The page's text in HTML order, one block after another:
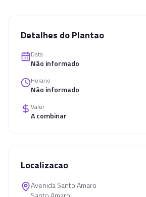
Detalhes do Plantao
Data
Não informado
Horario
Não informado
Valor
A combinar
Localizacao
Avenida Santo Amaro